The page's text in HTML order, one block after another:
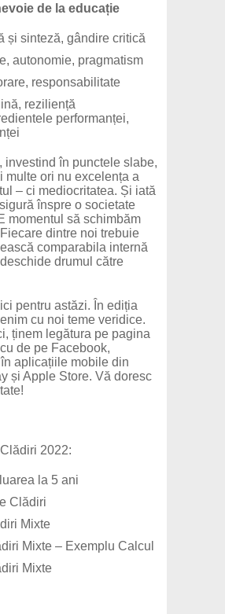
de la educație
și sinteză, gândire critică
autonomie, pragmatism
responsabilitate
reziliență
performanței,
investind în punctele slabe,
multe ori nu excelența a
– ci mediocritatea. Și iată
înspre o societate
momentul să schimbăm
dintre noi trebuie
comparabila internă
drumul către
pentru astăzi. În ediția
cu noi teme veridice.
ținem legătura pe pagina
de pe Facebook,
aplicațiile mobile din
și Apple Store. Vă doresc
2022:
la 5 ani
Clădiri
Mixte
Mixte – Exemplu Calcul
Mixte